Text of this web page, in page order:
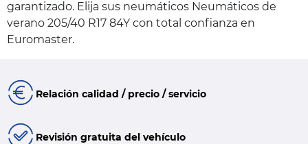
garantizado. Elija sus neumáticos Neumáticos de
verano 205/40 R17 84Y con total confianza en
Euromaster.
Relación calidad / precio / servicio
Revisión gratuita del vehículo